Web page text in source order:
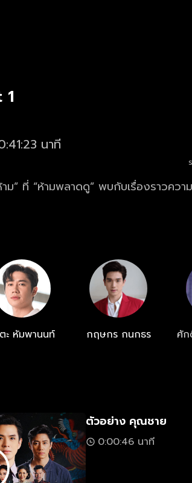
1
นาที
ม” ที่ “ห้ามพลาดดู” พบกับเรื่องราวคว
ะ หัมพานนท์ กฤษกร กนกธร ศั
ตัวอย่าง คุณชาย​
0:00:46 นาที